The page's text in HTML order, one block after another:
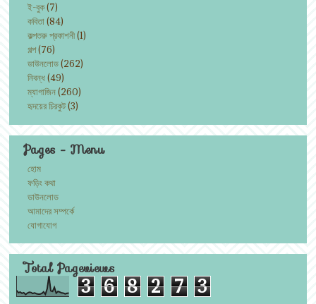
ই-বুক(7)
কবিতা(84)
কল্পতরু প্রকাশনী(1)
গল্প(76)
ডাউনলোড(262)
নিবন্ধ(49)
ম্যাগাজিন(260)
হৃদয়ের চিরকুট(3)
Pages - Menu
হোম
ফড়িং কথা
ডাউনলোড
আমাদের সম্পর্কে
যোগাযোগ
Total Pageviews
3 6 8 2 7 3